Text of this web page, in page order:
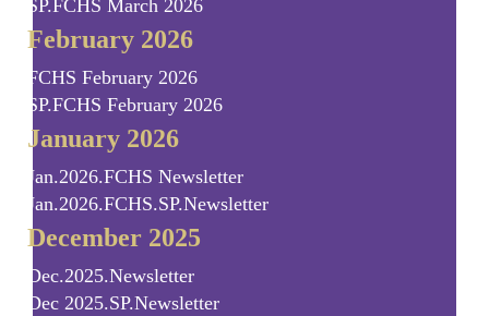
SP.FCHS March 2026
February 2026
FCHS February 2026
SP.FCHS February 2026
January 2026
Jan.2026.FCHS Newsletter
Jan.2026.FCHS.SP.Newsletter
December 2025
Dec.2025.Newsletter
Dec 2025.SP.Newsletter